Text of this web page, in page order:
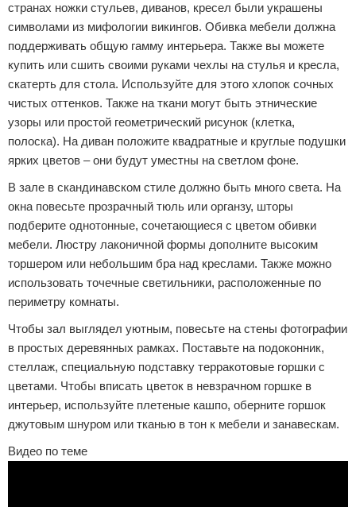
странах ножки стульев, диванов, кресел были украшены
символами из мифологии викингов. Обивка мебели должна
поддерживать общую гамму интерьера. Также вы можете
купить или сшить своими руками чехлы на стулья и кресла,
скатерть для стола. Используйте для этого хлопок сочных
чистых оттенков. Также на ткани могут быть этнические
узоры или простой геометрический рисунок (клетка,
полоска). На диван положите квадратные и круглые подушки
ярких цветов – они будут уместны на светлом фоне.
В зале в скандинавском стиле должно быть много света. На
окна повесьте прозрачный тюль или органзу, шторы
подберите однотонные, сочетающиеся с цветом обивки
мебели. Люстру лаконичной формы дополните высоким
торшером или небольшим бра над креслами. Также можно
использовать точечные светильники, расположенные по
периметру комнаты.
Чтобы зал выглядел уютным, повесьте на стены фотографии
в простых деревянных рамках. Поставьте на подоконник,
стеллаж, специальную подставку терракотовые горшки с
цветами. Чтобы вписать цветок в невзрачном горшке в
интерьер, используйте плетеные кашпо, оберните горшок
джутовым шнуром или тканью в тон к мебели и занавескам.
Видео по теме